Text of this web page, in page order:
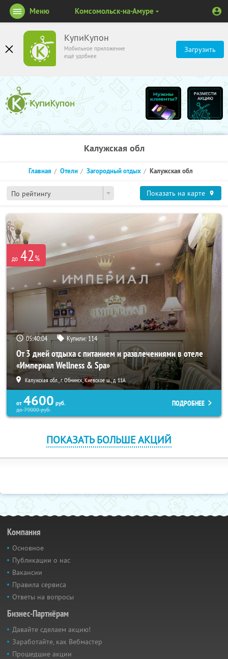
КупиКупон
Мобильное приложение
ещё удобнее
Загрузить
Меню Комсомольск-на-Амуре
Калужская обл
По рейтингу
Главная Отели Загородный отдых Калужская обл
Показать на карте
до 42%
05:40:04 Купили:114
От 3 дней отдыха с питанием и развлечениями в отеле
«Империал Wellness & Spa»
Калужская обл., г. Обнинск, Киевское ш., д. 11А
от 4600 руб.
до79000руб.
ПОДРОБНЕЕ
ПОКАЗАТЬ БОЛЬШЕ АКЦИЙ
Компания
Основное
Публикации о нас
Вакансии
Правила сервиса
Ответы на вопросы
Бизнес-Партнёрам
Давайте сделаем акцию!
Заработайте, как Вебмастер
Прошедшие акции